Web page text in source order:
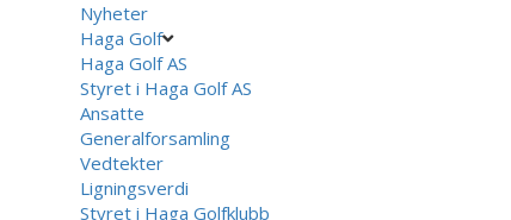
Nyheter
Haga Golf
Haga Golf AS
Styret i Haga Golf AS
Ansatte
Generalforsamling
Vedtekter
Ligningsverdi
Styret i Haga Golfklubb